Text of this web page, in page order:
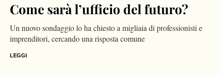
Come sarà l’ufficio del futuro?
Un nuovo sondaggio lo ha chiesto a migliaia di professionisti e
imprenditori, cercando una risposta comune
LEGGI